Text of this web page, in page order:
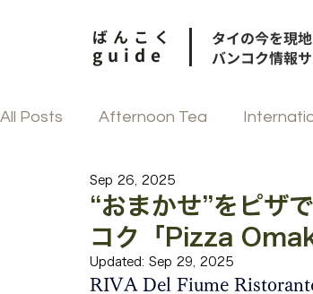
ばんこく
guide
タイの今を現
バンコク情報
All Posts Afternoon Tea
街歩き
韓国料理 タイ菓子
“おまかせ”をピザ
コク「Pizza
Sep 26, 2025
Updated: Sep 29, 2025
RIVA Del Fiume